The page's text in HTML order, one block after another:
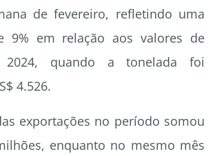
de fevereiro, refletindo uma
9% em relação aos valores de
2024, quando a tonelada foi
4.526.
exportações no período somou
enquanto no mesmo mês